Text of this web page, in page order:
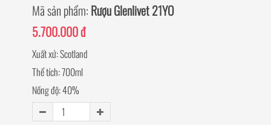
Mã sản phẩm: Rượu Glenlivet 21YO
5.700.000 đ
Xuất xứ: Scotland
Thể tích: 700ml
Nồng độ: 40%